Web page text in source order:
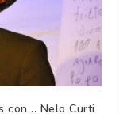
con… Nelo Curti